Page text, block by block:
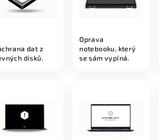
dat z
disků.
Oprava
notebooku, který
se sám vypíná.